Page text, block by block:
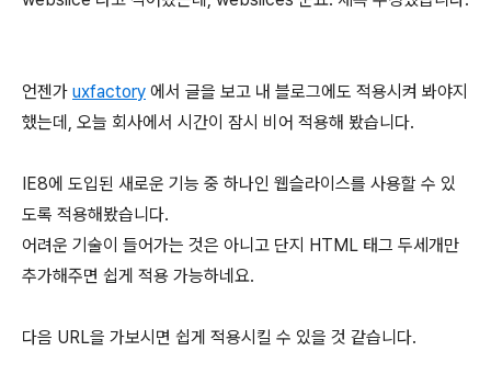
언젠가 uxfactory 에서 글을 보고 내 블로그에도 적용시켜 봐야지
했는데, 오늘 회사에서 시간이 잠시 비어 적용해 봤습니다.
IE8에 도입된 새로운 기능 중 하나인 웹슬라이스를 사용할 수 있
도록 적용해봤습니다.
어려운 기술이 들어가는 것은 아니고 단지 HTML 태그 두세개만
추가해주면 쉽게 적용 가능하네요.
다음 URL을 가보시면 쉽게 적용시킬 수 있을 것 같습니다.